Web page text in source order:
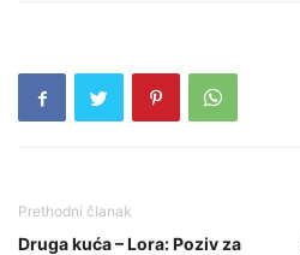
Prethodni članak
Druga kuća – Lora: Poziv za